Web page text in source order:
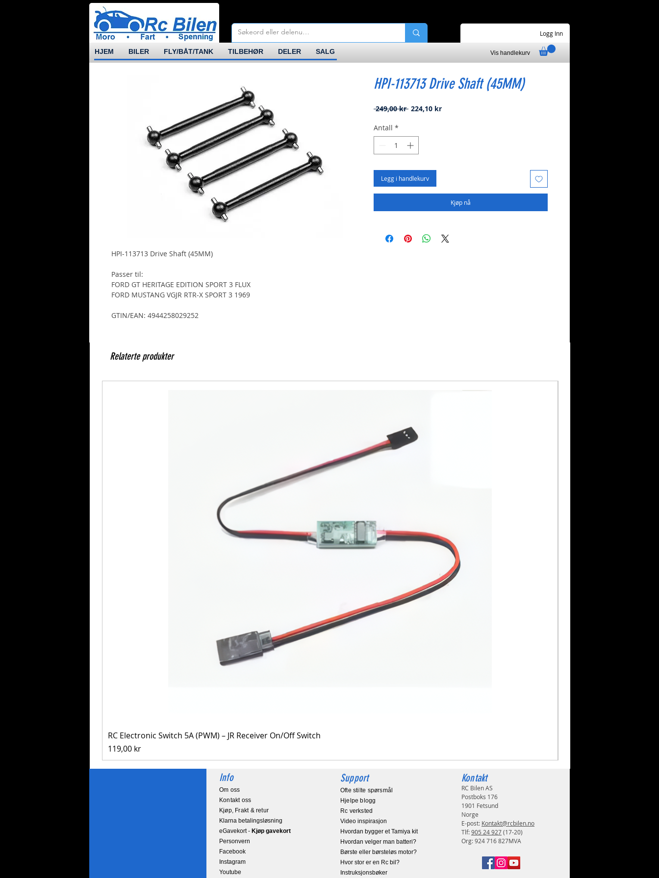
Logg Inn
HJEM BILER FLY/BÅT/TANK TILBEHØR DELER SALG Vis handlekurv
HPI-113713 Drive Shaft (45MM)
Passer til:
FORD GT HERITAGE EDITION SPORT 3 FLUX
FORD MUSTANG VGJR RTR-X SPORT 3 1969
GTIN/EAN: 4944258029252
HPI-113713 Drive Shaft (45MM)
249,00 kr Vanlig
224,10 krSalgspris
Antall *
Legg i handlekurv
Kjøp nå
Relaterte produkter
Hurtigvisning
RC Electronic Switch 5A (PWM) – JR Receiver On/Off Switch
Pris
119,00 kr
Info
Om oss
Kontakt oss
Kjøp, Frakt & retur
Klarna betalingsløsning
eGavekort- Kjøp gavekort
Personvern
Facebook
Instagram
Youtube
Support
Ofte stilte spørsmål
Hjelpe blogg
Rc verksted
Video inspirasjon
Hvordan bygger et Tamiya kit
Hvordan velger man batteri?
Børste eller børsteløs motor?
Hvor stor er en Rc bil?
Instruksjonsbøker
Kontakt
RC Bilen AS
Postboks 176
1901 Fetsund
Norge
E-post: Kontakt@rcbilen.no
Tlf:905 24 927(17-20)
Org: 924 716 827MVA